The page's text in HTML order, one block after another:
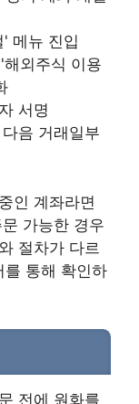
메뉴 진입
외주식 이용
서명
음 거래일부
인 계좌라면
가능한 경우
절차가 다르
를 통해 확인하
전에 원화를